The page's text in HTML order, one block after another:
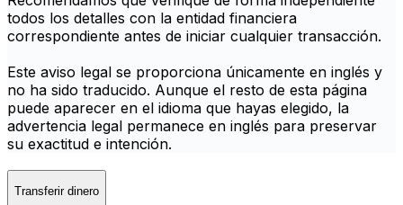
todos los detalles con la entidad financiera
correspondiente antes de iniciar cualquier transacción.
Este aviso legal se proporciona únicamente en inglés y
no ha sido traducido. Aunque el resto de esta página
puede aparecer en el idioma que hayas elegido, la
advertencia legal permanece en inglés para preservar
su exactitud e intención.
Transferir dinero